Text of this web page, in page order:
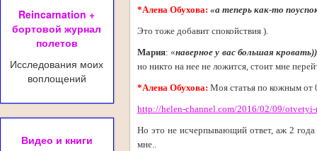
Reincarnation +
бортовой журнал
полетов
Исследования моих
воплощений
Видео и книги
*Алена Обухова: «а теперь как-то
Это тоже добавит спокойствия ).
Мария: «наверное у вас большая
но никто на нее не ложится, стоит мне
*Алена Обухова: Моя статья по кожным от
http://helen-channel.com/2016/02/09/
Но это не исчерпывающий ответ, аж 2
мне..